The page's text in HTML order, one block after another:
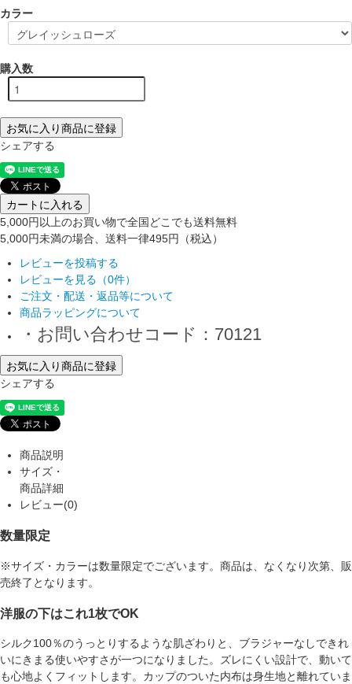
カラー
購入数
お気に入り商品に登録
シェアする
カートに入れる
5,000円以上のお買い物で全国どこでも送料無料
5,000円未満の場合、送料一律495円（税込）
レビューを投稿する
レビューを見る（0件）
ご注文・配送・返品等について
商品ラッピングについて
・お問い合わせコード：70121
お気に入り商品に登録
シェアする
商品説明
サイズ・
商品詳細
レビュー(0)
数量限定
※サイズ・カラーは数量限定でございます。商品は、なくなり次第、販
売終了となります。
洋服の下はこれ1枚でOK
シルク100％のうっとりするような肌ざわりと、ブラジャーなしできれ
いにきまる使いやすさが一つになりました。ズレにくい設計で、動いて
も心地よくフィットします。カップのついた内布は身生地と離れていま